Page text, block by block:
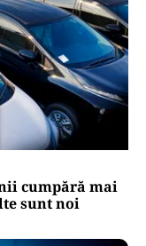
cumpără mai
sunt noi